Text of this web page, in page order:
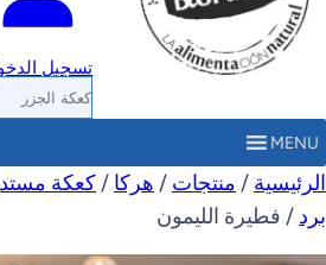
تسجيل
ا
ل
ح
MENU
الرئيسية / منتجات / هرکا / كعكة
برد / فطيرة الليمون